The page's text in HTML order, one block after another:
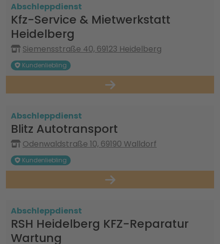
Abschleppdienst
Kfz-Service & Mietwerkstatt
Heidelberg
Siemensstraße 40, 69123 Heidelberg
Kundenliebling
Abschleppdienst
Blitz Autotransport
Odenwaldstraße 10, 69190 Walldorf
Kundenliebling
Abschleppdienst
RSH Heidelberg KFZ-Reparatur
Wartung